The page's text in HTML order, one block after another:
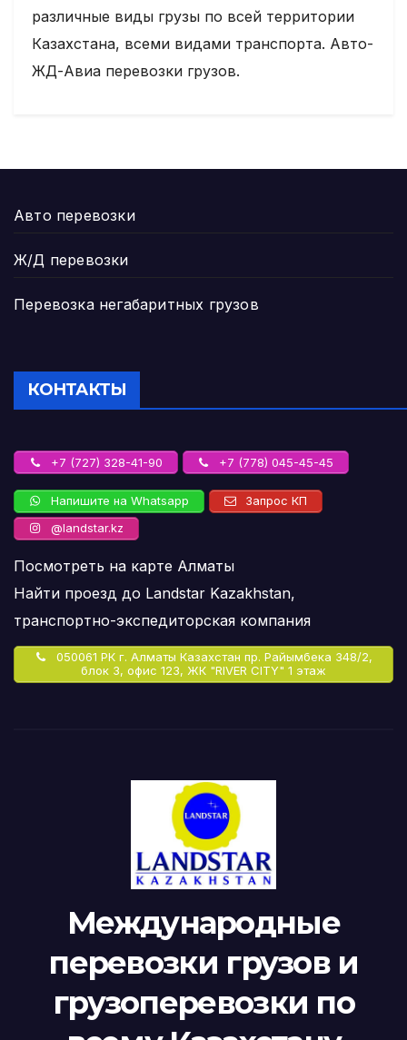
различные виды грузы по всей территории
Казахстана, всеми видами транспорта. Авто-
ЖД-Авиа перевозки грузов.
Авто перевозки
Ж/Д перевозки
Перевозка негабаритных грузов
КОНТАКТЫ
+7 (727) 328-41-90 +7 (778) 045-45-45
Напишите на Whatsapp
Запрос КП
@landstar.kz
Посмотреть на карте Алматы
Найти проезд до Landstar Kazakhstan,
транспортно-экспедиторская компания
050061 РК г. Алматы Казахстан пр. Райымбека 348/2,
блок 3, офис 123, ЖК "RIVER CITY" 1 этаж
Международные
перевозки грузов и
грузоперевозки по